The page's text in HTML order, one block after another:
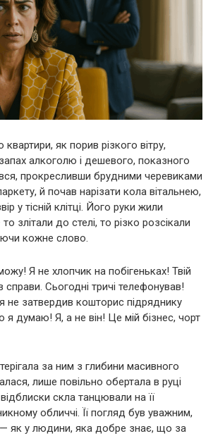
як порив різкого вітру,
алкоголю і дешевого, показного
прокресливши брудними черевиками
й почав нарізати кола вітальнею,
у тісній клітці. Його руки жили
злітали до стелі, то різко розсікали
кожне слово.
Я не хлопчик на побігеньках! Твій
справи. Сьогодні тричі телефонував!
не затвердив кошторис підряднику
я думаю! Я, а не він! Це мій бізнес, чорт
за ним з глибини масивного
лише повільно обертала в руці
скла танцювали на її
обличчі. Її погляд був уважним,
як у людини, яка добре знає, що за